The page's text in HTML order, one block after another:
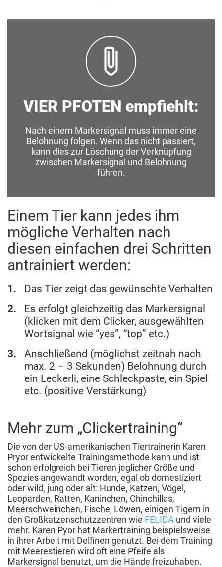
VIER PFOTEN empfiehlt:
Nach einem Markersignal muss immer eine
Belohnung folgen. Wenn das nicht passiert,
kann dies zur Löschung der Verknüpfung
zwischen Markersignal und Belohnung
führen.
Einem Tier kann jedes ihm
mögliche Verhalten nach
diesen einfachen drei Schritten
antrainiert werden:
Das Tier zeigt das gewünschte Verhalten
Es erfolgt gleichzeitig das Markersignal
(klicken mit dem Clicker, ausgewählten
Wortsignal wie “yes”, “top” etc.)
Anschließend (möglichst zeitnah nach
max. 2 – 3 Sekunden) Belohnung durch
ein Leckerli, eine Schleckpaste, ein Spiel
etc. (positive Verstärkung)
Mehr zum „Clickertraining“
Die von der US-amerikanischen Tiertrainerin Karen
Pryor entwickelte Trainingsmethode kann und ist
schon erfolgreich bei Tieren jeglicher Größe und
Spezies angewandt worden, egal ob domestiziert
oder wild, jung oder alt: Hunde, Katzen, Vögel,
Leoparden, Ratten, Kaninchen, Chinchillas,
Meerschweinchen, Fische, Löwen, einigen Tigern in
den Großkatzenschutzzentren wie FELIDA und viele
mehr. Karen Pyor hat Markertraining beispielsweise
in ihrer Arbeit mit Delfinen genutzt. Bei dem Training
mit Meerestieren wird oft eine Pfeife als
Markersignal benutzt, um die Hände freizuhaben.